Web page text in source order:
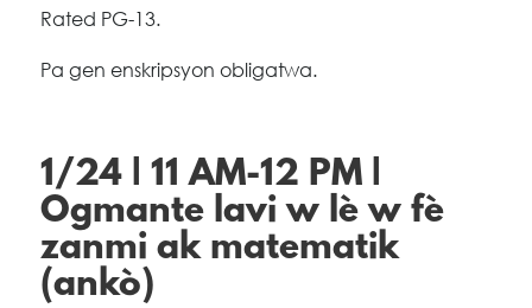
Rated PG-13.
Pa gen enskripsyon obligatwa.
1/24 | 11 AM-12 PM |
Ogmante lavi w lè w fè
zanmi ak matematik
(ankò)